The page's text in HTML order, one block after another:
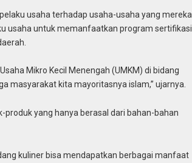
usaha terhadap usaha-usaha yang mereka
usaha untuk memanfaatkan program sertifikasi
Mikro Kecil Menengah (UMKM) di bidang
masyarakat kita mayoritasnya islam,” ujarnya.
produk yang hanya berasal dari bahan-bahan
kuliner bisa mendapatkan berbagai manfaat